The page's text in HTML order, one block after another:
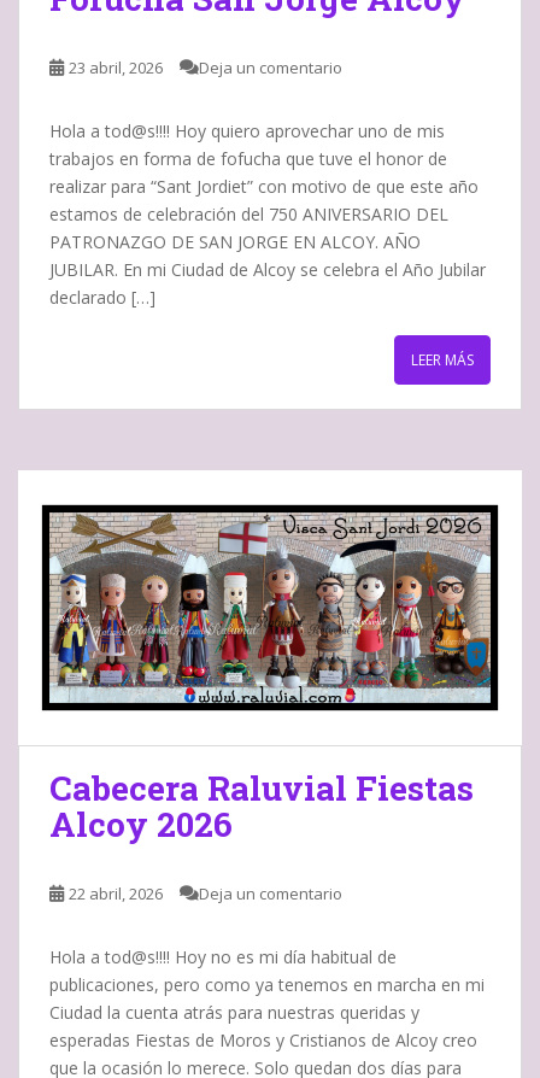
23 abril, 2026 Deja un comentario
Hola a tod@s!!!! Hoy quiero aprovechar uno de mis
trabajos en forma de fofucha que tuve el honor de
realizar para “Sant Jordiet” con motivo de que este año
estamos de celebración del 750 ANIVERSARIO DEL
PATRONAZGO DE SAN JORGE EN ALCOY. AÑO
JUBILAR. En mi Ciudad de Alcoy se celebra el Año Jubilar
declarado […]
LEER MÁS
Cabecera Raluvial Fiestas
Alcoy 2026
22 abril, 2026 Deja un comentario
Hola a tod@s!!!! Hoy no es mi día habitual de
publicaciones, pero como ya tenemos en marcha en mi
Ciudad la cuenta atrás para nuestras queridas y
esperadas Fiestas de Moros y Cristianos de Alcoy creo
que la ocasión lo merece. Solo quedan dos días para